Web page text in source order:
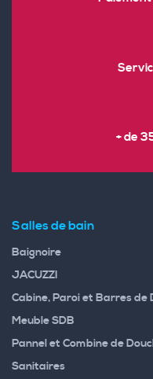
+ de
Salles de bain
Baignoire
JACUZZI
Cabine, Paroi et Barres de
Meuble SDB
Pannel et Combine de
Sanitaires